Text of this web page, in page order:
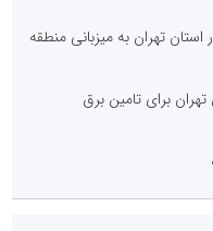
تهران به میزبانی منطقه
برای تامین برق